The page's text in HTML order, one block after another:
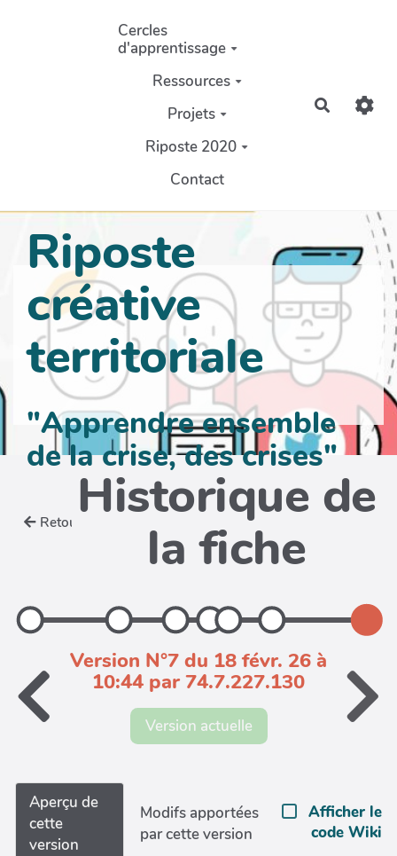
Aller au contenu principal
Cercles
d'apprentissage
Ressources
Projets
Riposte 2020
Contact
Riposte
créative
territoriale
"Apprendre ensemble
de la crise, des crises"
Retour Historique de
la fiche
Version N°7 du 18 févr. 26 à
10:44 par 74.7.227.130
Version actuelle
Aperçu de
cette
version
Modifs apportées
par cette version
Afficher le
code Wiki